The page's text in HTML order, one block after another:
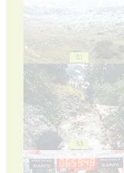
51
53